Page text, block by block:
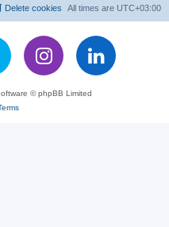
All times are UTC+03:00
Delete cookies
© phpBB Limited